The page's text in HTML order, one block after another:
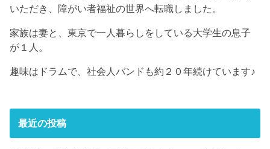
いただき、障がい者福祉の世界へ転職しました。
家族は妻と、東京で一人暮らしをしている大学生の息子
が１人。
趣味はドラムで、社会人バンドも約２０年続けています♪
最近の投稿